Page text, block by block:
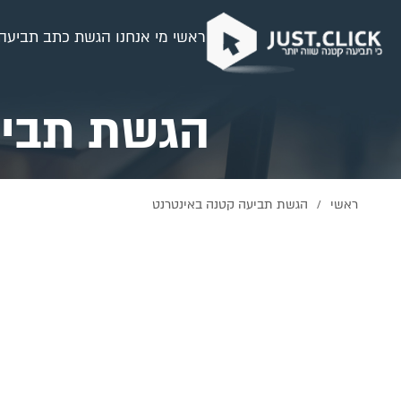
ראשי מי אנחנו הגשת כתב
הגשת
ראשי / הגשת תביעה קטנה באינטרנט